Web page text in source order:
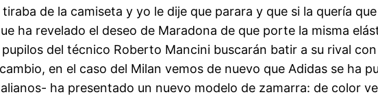
de la camiseta y yo le dije que parara y que si la quería
ha revelado el deseo de Maradona de que porte la misma
del técnico Roberto Mancini buscarán batir a su rival
en el caso del Milan vemos de nuevo que Adidas se ha
ha presentado un nuevo modelo de zamarra: de color